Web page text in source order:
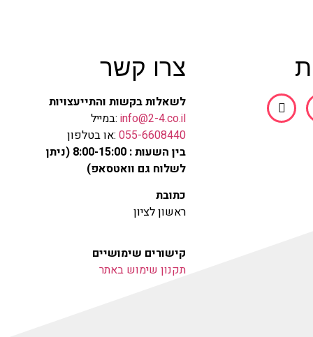
צרו קשר
לשאלות בקשות והתייעצויות
info@2-4.co.il:במייל
055-6608440:או בטלפון
בין השעות : 8:00-15:00 (ניתן
לשלוח גם וואטסאפ)
כתובת
ראשון לציון
קישורים שימושיים
תקנון שימוש באתר